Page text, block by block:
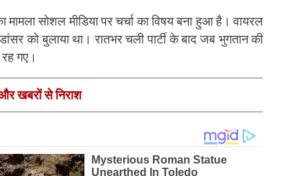
मामला सोशल मीडिया पर चर्चा का विषय बना हुआ है। वायरल
को बुलाया था। रातभर चली पार्टी के बाद जब भुगतान की
गए।
और खबरों से निराश